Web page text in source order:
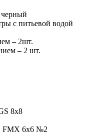
черный
с питьевой водой
– 2шт.
– 2 шт.
8х8
6x6 №2